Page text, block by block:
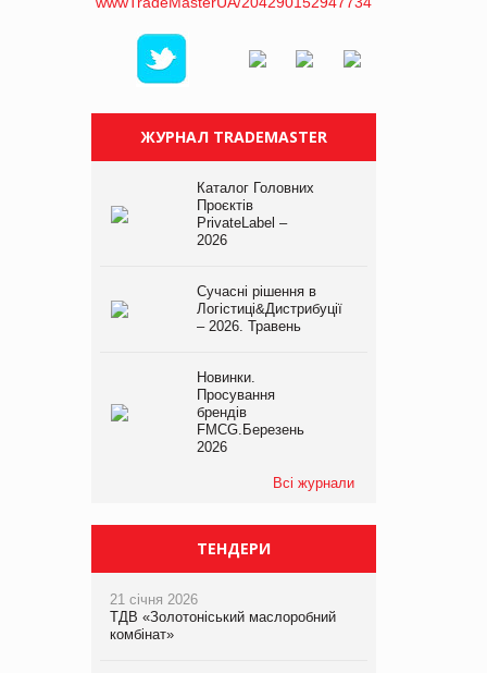
ЖУРНАЛ TRADEMASTER
Каталог Головних
Проєктів
PrivateLabel –
2026
Сучасні рішення в
Логістиці&Дистрибуції
– 2026. Травень
Новинки.
Просування
брендів
FMCG.Березень
2026
Всі журнали
ТЕНДЕРИ
21 січня 2026
ТДВ «Золотоніський маслоробний
комбінат»